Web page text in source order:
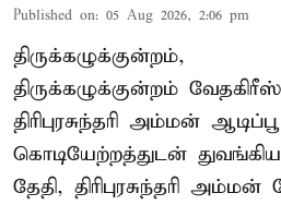
Published on: 05 Aug 2026, 2:06 pm
திருக்கழுக்குன்றம்,
திருக்கழுக்குன்றம்
திரிபுரசுந்தரி அம்மன்
கொடியேற்றத்துடன்
தேதி, திரிபுரசுந்தரி